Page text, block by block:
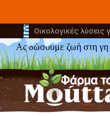
Οικολογικές λύσεις
Ας δώσουμε ζωή στη γη